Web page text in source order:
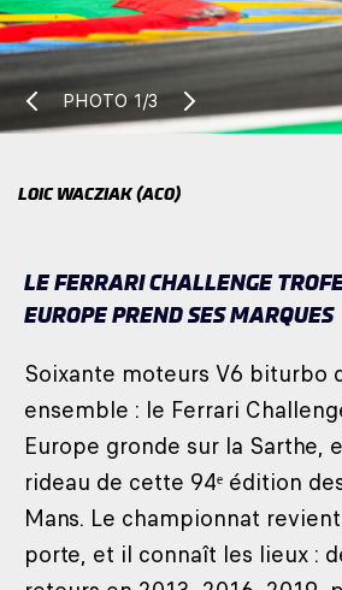
PHOTO1/3
LOIC WACZIAK (ACO)
LE FERRARI CHALLENGE
EUROPE PREND SES MARQUES
Soixante moteurs V6 biturbo
ensemble : le Ferrari
Europe gronde sur la Sarthe,
rideau de cette 94ᵉ édition
Mans. Le championnat
porte, et il connaît les lieux :